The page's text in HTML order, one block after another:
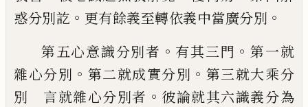
惑分別訖 。 更有餘義至轉依義中當廣分別 。
第五心意識分別者 。 有其三門 。第一就
雜心分別 。 第二就成實分別 。 第三就大乘分
別 言就雜心分別者 。 彼論就其六識義分為